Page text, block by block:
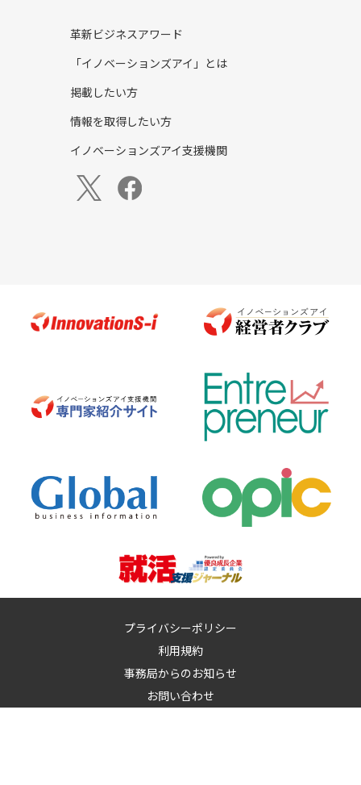
革新ビジネスアワード
「イノベーションズアイ」とは
掲載したい方
情報を取得したい方
イノベーションズアイ支援機関
プライバシーポリシー
利用規約
事務局からのお知らせ
お問い合わせ